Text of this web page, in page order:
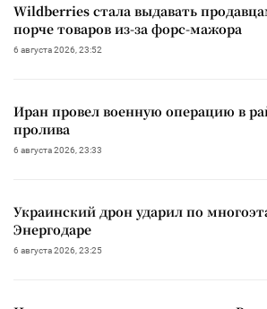
Wildberries стала выдавать
порче товаров из-за форс-мажора
6 августа 2026, 23:52
Иран провел военную операцию в
пролива
6 августа 2026, 23:33
Украинский дрон ударил по
Энергодаре
6 августа 2026, 23:25